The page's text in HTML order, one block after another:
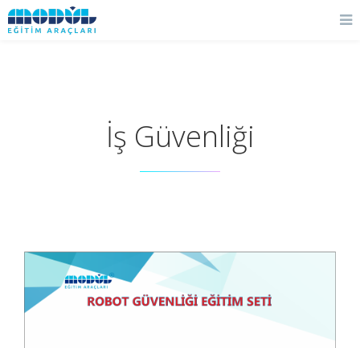
İş Güvenliği